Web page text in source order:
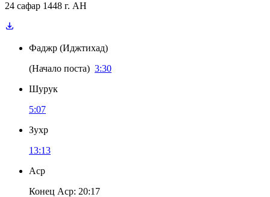
24 сафар 1448 г. AH
Фаджр (Иджтихад)
(Начало поста) 3:30
Шурук
5:07
Зухр
13:13
Аср
Конец Аср: 20:17